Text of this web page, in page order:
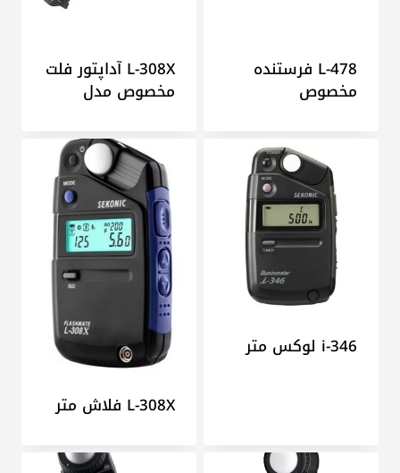
L-478 فرستنده
مخصوص
L-308X آداپتور فلت
مخصوص مدل
i-346 لوکس متر
L-308X فلاش متر